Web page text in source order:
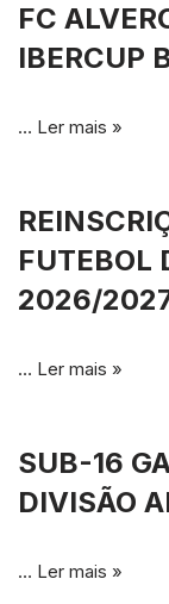
FC
IBERCUP
… Ler mais »
FUTEBOL
2026/
… Ler mais »
SUB-16
DIVISÃO
… Ler mais »